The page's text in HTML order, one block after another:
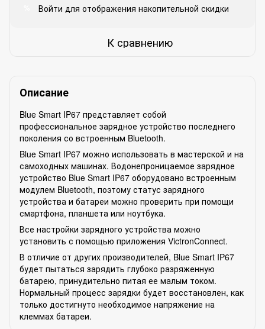
Войти для отображения накопительной скидки
К сравнению
Описание
Blue Smart IP67 представляет собой
профессиональное зарядное устройство последнего
поколения со встроенным Bluetooth.
Blue Smart IP67 можно использовать в мастерской и на
самоходных машинах. Водонепроницаемое зарядное
устройство Blue Smart IP67 оборудовано встроенным
модулем Bluetooth, поэтому статус зарядного
устройства и батареи можно проверить при помощи
смартфона, планшета или ноутбука.
Все настройки зарядного устройства можно
установить с помощью приложения VictronConnect.
В отличие от других производителей, Blue Smart IP67
будет пытаться зарядить глубоко разряженную
батарею, принудительно питая ее малым током.
Нормальный процесс зарядки будет восстановлен, как
только достигнуто необходимое напряжение на
клеммах батареи.